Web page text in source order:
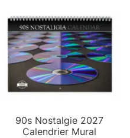
90s Nostalgie 2027
Calendrier Mural